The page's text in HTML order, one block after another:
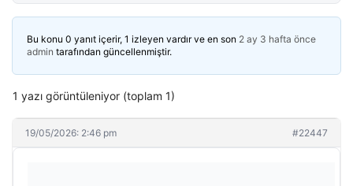
Bu konu 0 yanıt içerir, 1 izleyen vardır ve en son 2 ay 3 hafta önce
admin tarafından güncellenmiştir.
1 yazı görüntüleniyor (toplam 1)
19/05/2026: 2:46 pm #22447